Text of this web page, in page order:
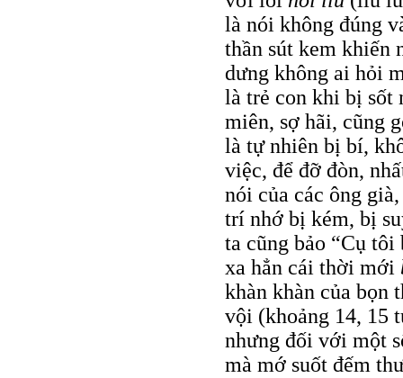
là nói không đúng
thần sút kem khiến
dưng không ai hỏi
là trẻ con khi bị sốt
miên, sợ hãi, cũng
là tự nhiên bị bí,
việc, để đỡ đòn,
nói của các ông
trí nhớ bị kém, bị
ta cũng bảo “Cụ
xa hẳn cái thời mới
khàn khàn của bọn
vội (khoảng 14, 15
nhưng đối với một
mà mớ suốt đếm